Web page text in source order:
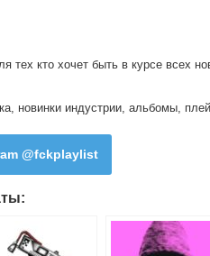
тех кто хочет быть в курсе всех
новинки индустрии, альбомы,
@fckplaylist